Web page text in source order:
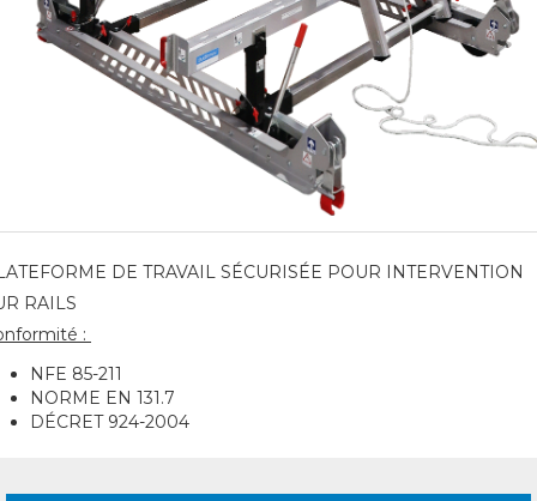
DE TRAVAIL SÉCURISÉE POUR INTERVENTION
RAILS
:
NFE 85-211
NORME EN 131.7
DÉCRET 924-2004